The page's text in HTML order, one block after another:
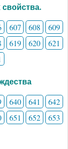
607 608
609
619 620
621
640 641
642
651 652
653